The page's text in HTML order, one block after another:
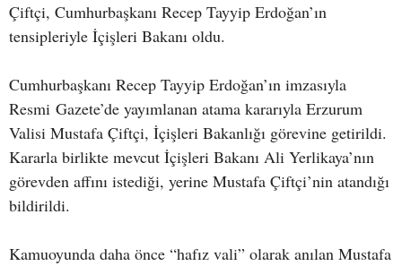
Çiftçi, Cumhurbaşkanı Recep Tayyip Erdoğan’ın
tensipleriyle İçişleri Bakanı oldu.
Cumhurbaşkanı Recep Tayyip Erdoğan’ın imzasıyla
Resmi Gazete’de yayımlanan atama kararıyla Erzurum
Valisi Mustafa Çiftçi, İçişleri Bakanlığı görevine getirildi.
Kararla birlikte mevcut İçişleri Bakanı Ali Yerlikaya’nın
görevden affını istediği, yerine Mustafa Çiftçi’nin atandığı
bildirildi.
Kamuoyunda daha önce “hafız vali” olarak anılan Mustafa